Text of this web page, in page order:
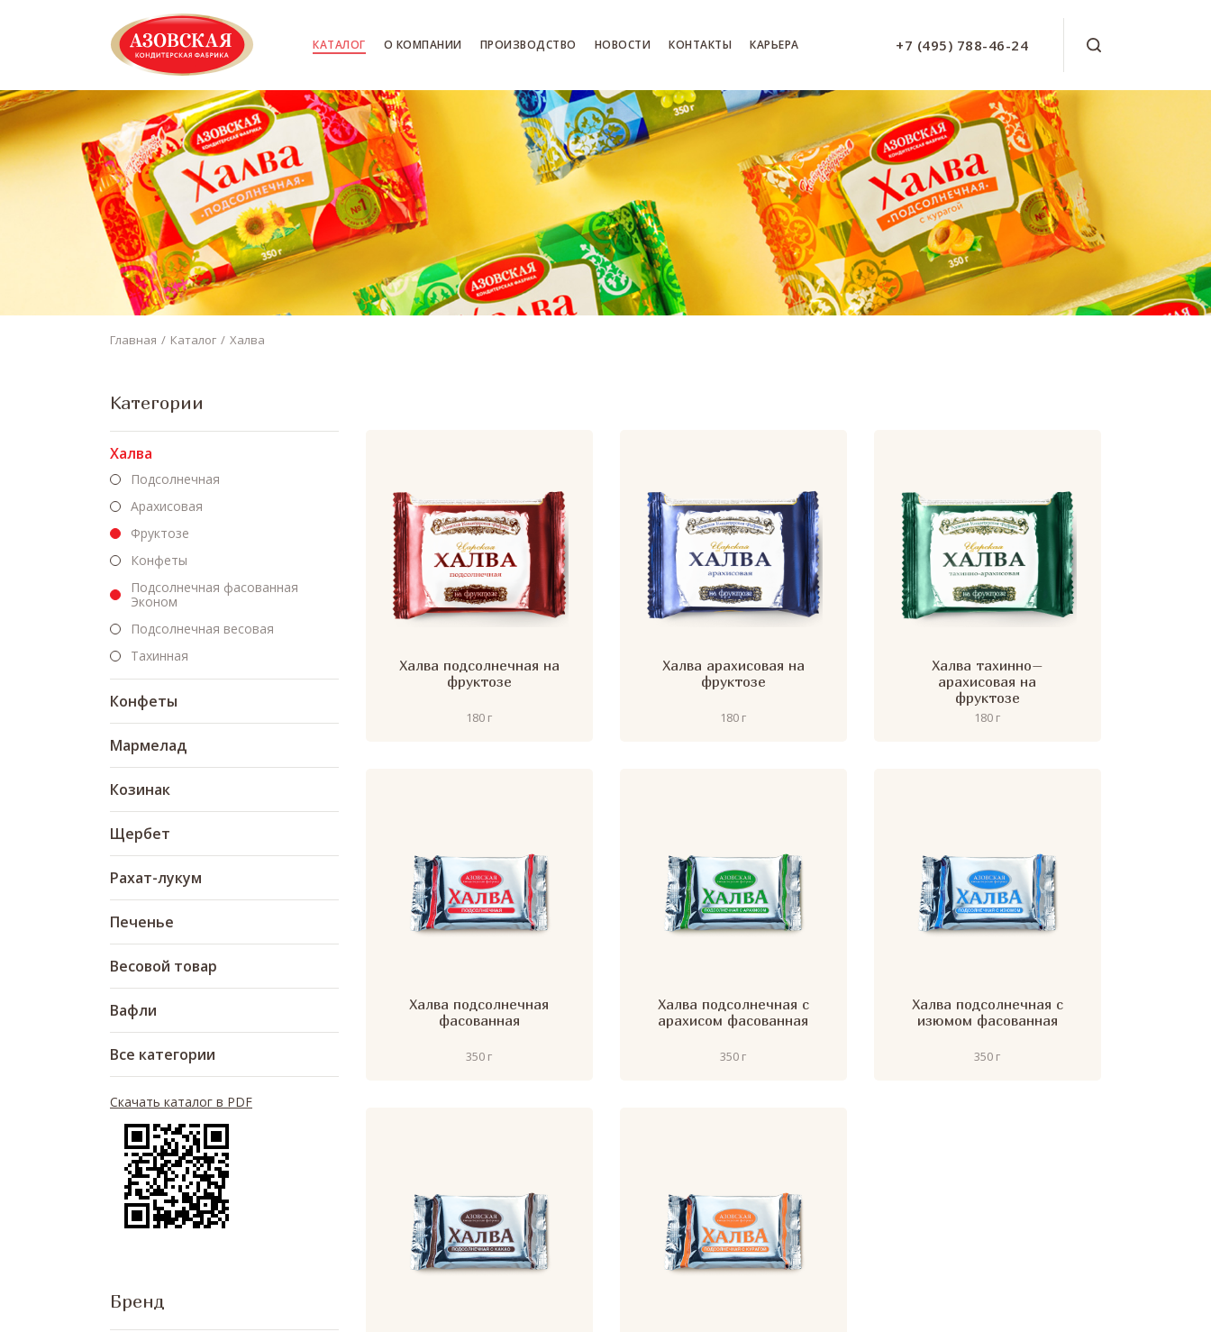
КАТАЛОГ О КОМПАНИИ ПРОИЗВОДСТВО НОВОСТИ КОНТАКТЫ КАРЬЕРА +7 (495) 788-46-24
Главная Каталог Халва
Категории
Халва
Подсолнечная
Арахисовая
Фруктозе
Конфеты
Подсолнечная фасованная
Эконом
Подсолнечная весовая
Тахинная
Конфеты
Мармелад
Козинак
Щербет
Рахат-лукум
Печенье
Весовой товар
Вафли
Все категории
Скачать каталог в PDF
Бренд
Халва подсолнечная на
фруктозе
180 г
Халва арахисовая на
фруктозе
180 г
Халва тахинно–
арахисовая на
фруктозе
180 г
Халва подсолнечная
фасованная
350 г
Халва подсолнечная с
арахисом фасованная
350 г
Халва подсолнечная с
изюмом фасованная
350 г